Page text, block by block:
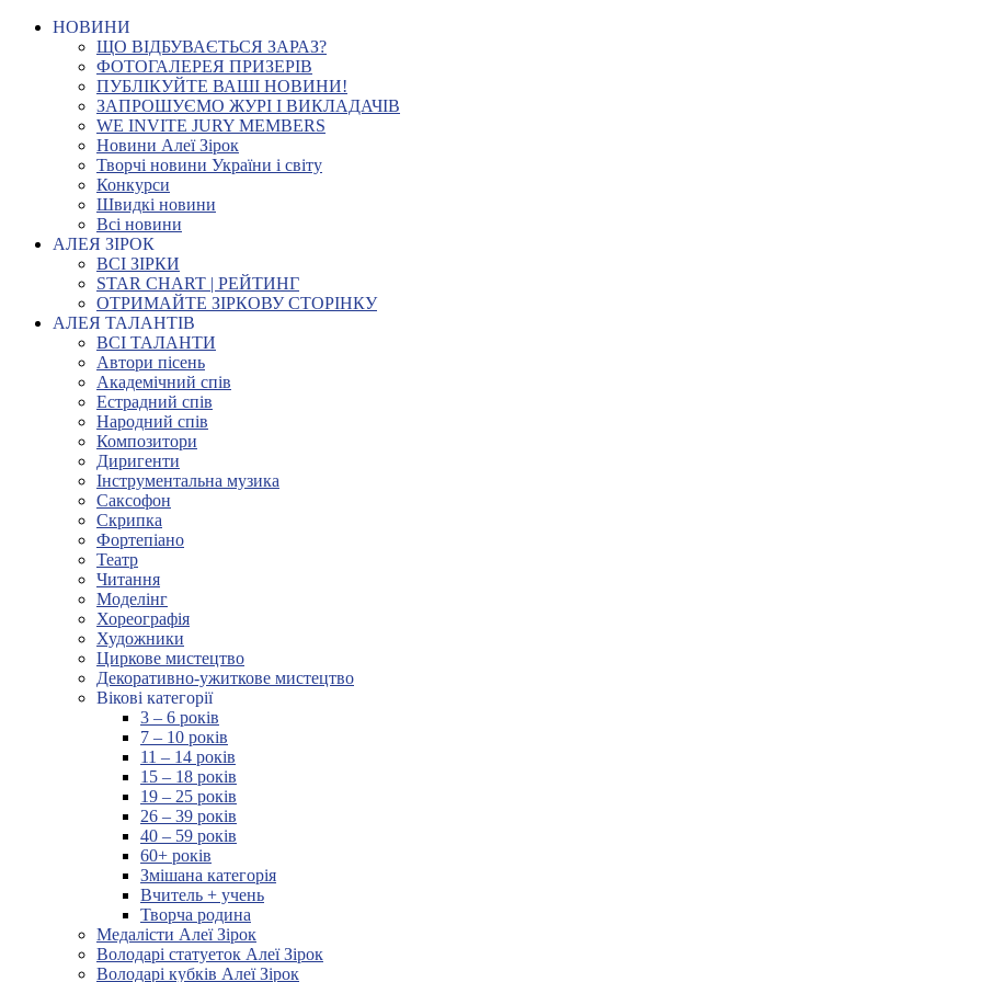
НОВИНИ
ЩО ВІДБУВАЄТЬСЯ ЗАРАЗ?
ФОТОГАЛЕРЕЯ ПРИЗЕРІВ
ПУБЛІКУЙТЕ ВАШІ НОВИНИ!
ЗАПРОШУЄМО ЖУРІ І ВИКЛАДАЧІВ
WE INVITE JURY MEMBERS
Новини Алеї Зірок
Творчі новини України і світу
Конкурси
Швидкі новини
Всі новини
АЛЕЯ ЗІРОК
ВСІ ЗІРКИ
STAR CHART | РЕЙТИНГ
ОТРИМАЙТЕ ЗІРКОВУ СТОРІНКУ
АЛЕЯ ТАЛАНТІВ
ВСІ ТАЛАНТИ
Автори пісень
Академічний спів
Естрадний спів
Народний спів
Композитори
Диригенти
Інструментальна музика
Саксофон
Скрипка
Фортепіано
Театр
Читання
Моделінг
Хореографія
Художники
Циркове мистецтво
Декоративно-ужиткове мистецтво
Вікові категорії
3 – 6 років
7 – 10 років
11 – 14 років
15 – 18 років
19 – 25 років
26 – 39 років
40 – 59 років
60+ років
Змішана категорія
Вчитель + учень
Творча родина
Медалісти Алеї Зірок
Володарі статуеток Алеї Зірок
Володарі кубків Алеї Зірок